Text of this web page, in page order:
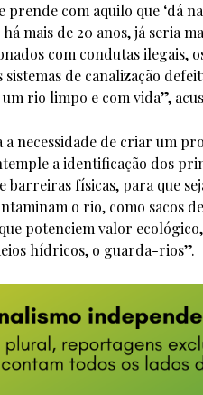
prende com aquilo que ‘dá
mais de 20 anos, já seria
com condutas ilegais,
de canalização
rio limpo e com vida”,
necessidade de criar um
a identificação dos
barreiras físicas, para que
o rio, como sacos
potenciem valor
hídricos, o guarda-rios”.